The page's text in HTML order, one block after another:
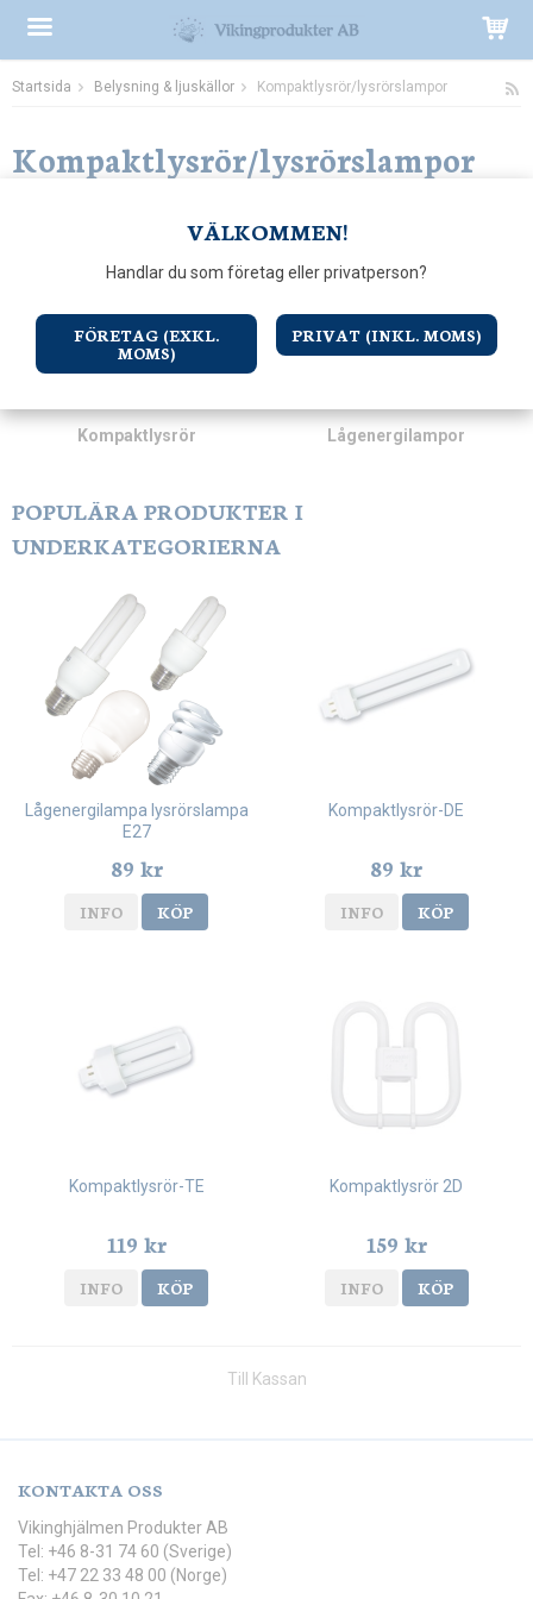
VÄLKOMMEN!
Handlar du som företag eller privatperson?
FÖRETAG (EXKL.
MOMS)
PRIVAT (INKL. MOMS)
Startsida Belysning & ljuskällor Kompaktlysrör/lysrörslampor
Kompaktlysrör/lysrörslampor
Kompaktlysrör Lågenergilampor
POPULÄRA PRODUKTER I
UNDERKATEGORIERNA
Lågenergilampa lysrörslampa
E27
89 kr
INFO KÖP
Kompaktlysrör-DE
89 kr
INFO KÖP
Kompaktlysrör-TE
119 kr
INFO KÖP
Kompaktlysrör 2D
159 kr
INFO KÖP
Till Kassan
KONTAKTA OSS
Vikinghjälmen Produkter AB
Tel: +46 8-31 74 60 (Sverige)
Tel: +47 22 33 48 00 (Norge)